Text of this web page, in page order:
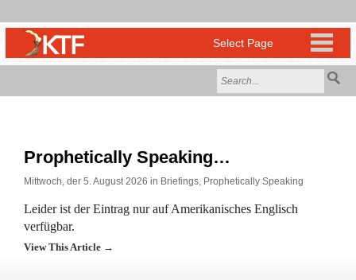
Prophetically Speaking…
Mittwoch, der 5. August 2026 in Briefings, Prophetically Speaking
Leider ist der Eintrag nur auf Amerikanisches Englisch
verfügbar.
View This Article →